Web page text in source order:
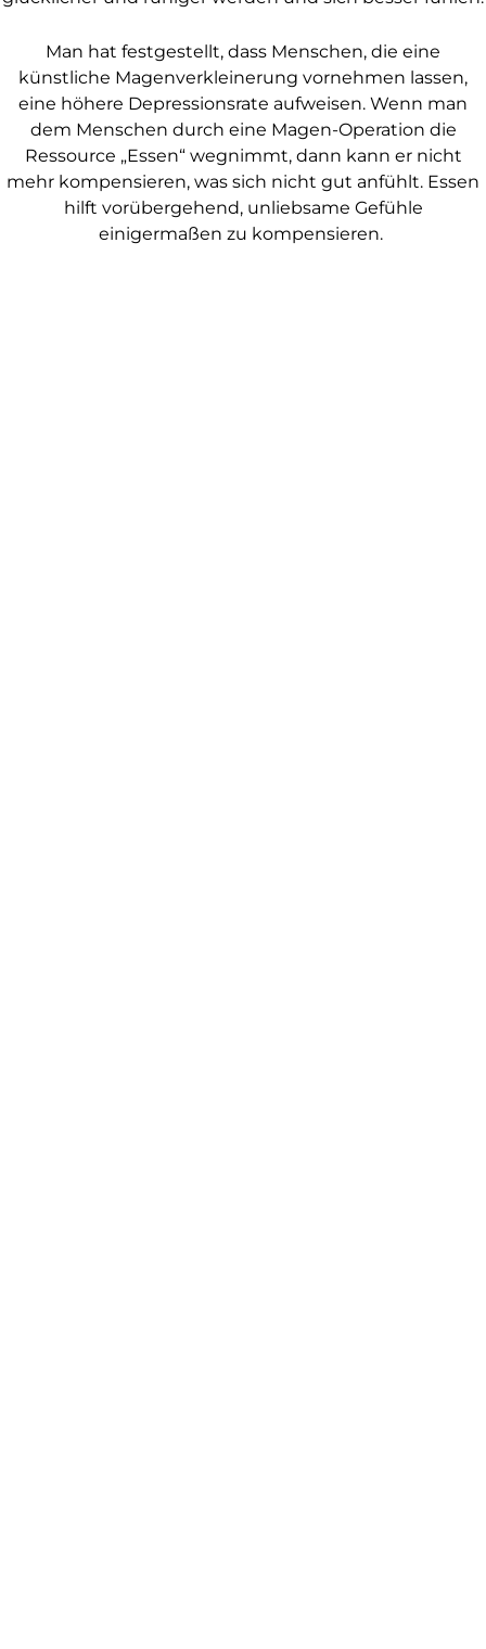
Man hat festgestellt, dass Menschen, die eine
künstliche Magenverkleinerung vornehmen lassen,
eine höhere Depressionsrate aufweisen. Wenn man
dem Menschen durch eine Magen-Operation die
Ressource „Essen“ wegnimmt, dann kann er nicht
mehr kompensieren, was sich nicht gut anfühlt. Essen
hilft vorübergehend, unliebsame Gefühle
einigermaßen zu kompensieren.